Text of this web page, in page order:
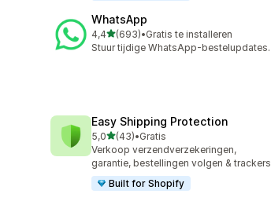
WhatsApp
4,4van 5 sterren
(693)
693 recensies in totaal
•Gratis te installeren
Stuur tijdige WhatsApp-bestelupdates.
Easy Shipping Protection
5,0van 5 sterren
(43)
43 recensies in totaal
•Gratis
Verkoop verzendverzekeringen,
garantie, bestellingen volgen & trackers
Built for Shopify